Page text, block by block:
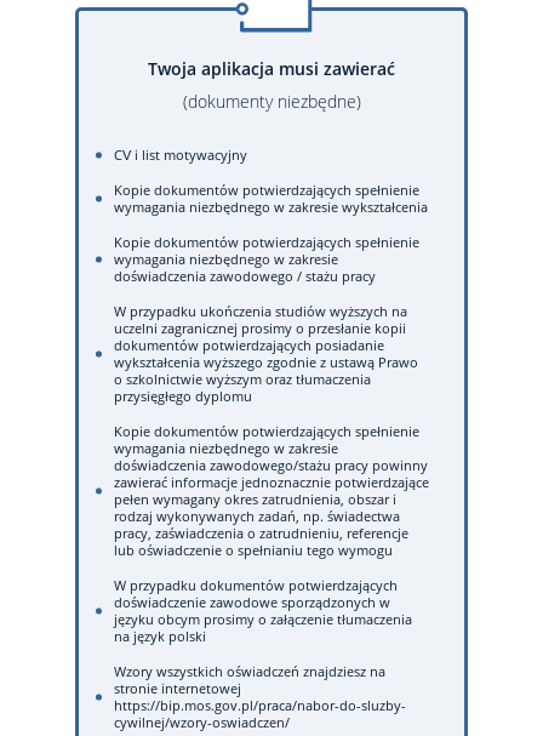
Twoja aplikacja musi zawierać
(dokumenty niezbędne)
CV i list motywacyjny
Kopie dokumentów potwierdzających spełnienie
wymagania niezbędnego w zakresie wykształcenia
Kopie dokumentów potwierdzających spełnienie
wymagania niezbędnego w zakresie
doświadczenia zawodowego / stażu pracy
W przypadku ukończenia studiów wyższych na
uczelni zagranicznej prosimy o przesłanie kopii
dokumentów potwierdzających posiadanie
wykształcenia wyższego zgodnie z ustawą Prawo
o szkolnictwie wyższym oraz tłumaczenia
przysięgłego dyplomu
Kopie dokumentów potwierdzających spełnienie
wymagania niezbędnego w zakresie
doświadczenia zawodowego/stażu pracy powinny
zawierać informacje jednoznacznie potwierdzające
pełen wymagany okres zatrudnienia, obszar i
rodzaj wykonywanych zadań, np. świadectwa
pracy, zaświadczenia o zatrudnieniu, referencje
lub oświadczenie o spełnianiu tego wymogu
W przypadku dokumentów potwierdzających
doświadczenie zawodowe sporządzonych w
języku obcym prosimy o załączenie tłumaczenia
na język polski
Wzory wszystkich oświadczeń znajdziesz na
stronie internetowej
https://bip.mos.gov.pl/praca/nabor-do-sluzby-
cywilnej/wzory-oswiadczen/